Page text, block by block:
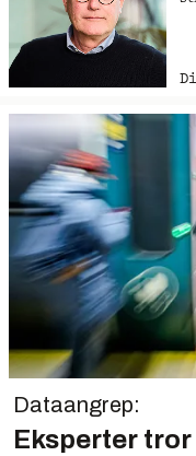
Dataangrep:
Eksperter